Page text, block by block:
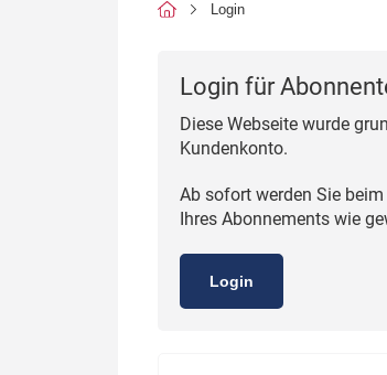
SPNV-Marktdaten
Bilanzen
Politik
wen?
Login
Login für
Diese Webseite wurde
Kundenkonto.
Ab sofort werden Sie
Ihres Abonnements wie
Login